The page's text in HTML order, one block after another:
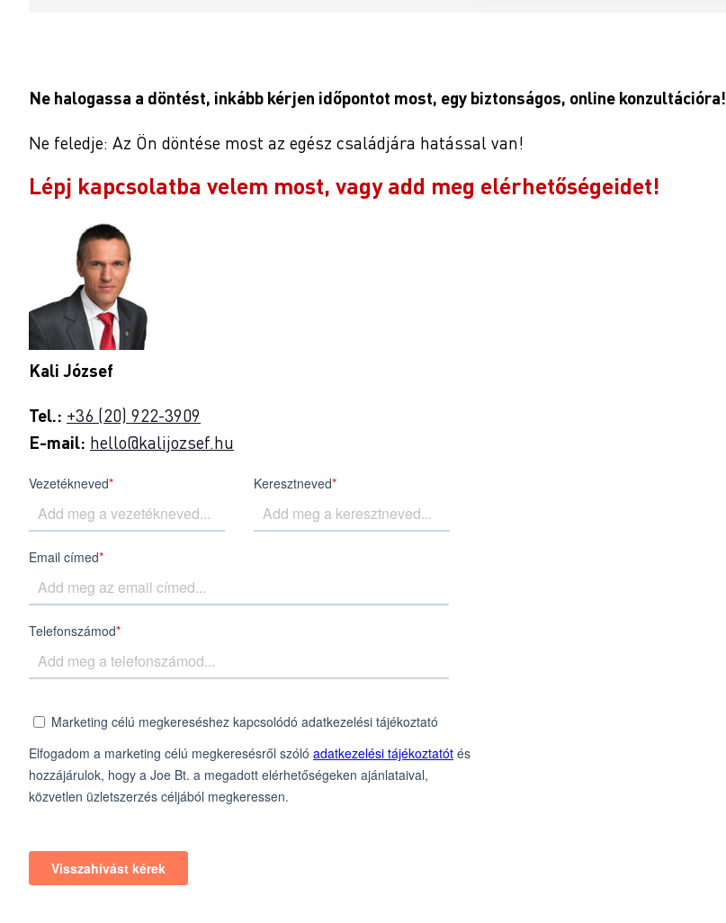
Ne halogassa a döntést, inkább kérjen időpontot most, egy biztonságos, online konzultációra!
Ne feledje: Az Ön döntése most az egész családjára hatással van!
Lépj kapcsolatba velem most, vagy add meg elérhetőségeidet!
Kali József
Tel.: +36 (20) 922-3909
E-mail: hello@kalijozsef.hu